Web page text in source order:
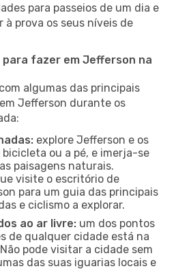
para passeios de um dia e
à prova os seus níveis de
fazer em Jefferson na
algumas das principais
Jefferson durante os
explore Jefferson e os
bicicleta ou a pé, e imerja-se
paisagens naturais.
visite o escritório de
para um guia das principais
e ciclismo a explorar.
ao ar livre: um dos pontos
de qualquer cidade está na
pode visitar a cidade sem
das suas iguarias locais e